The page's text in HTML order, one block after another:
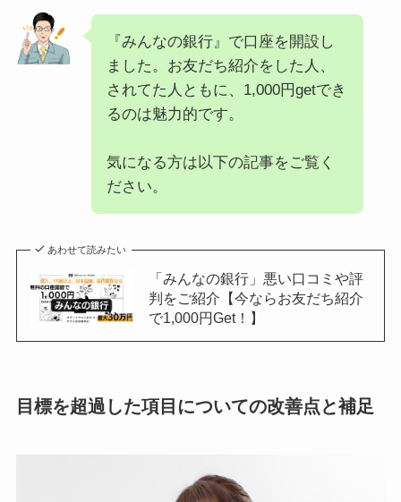
『みんなの銀行』で口座を開設し
ました。お友だち紹介をした人、
されてた人ともに、1,000円getでき
るのは魅力的です。
気になる方は以下の記事をご覧く
ださい。
あわせて読みたい
「みんなの銀行」悪い口コミや評
判をご紹介【今ならお友だち紹介
で1,000円Get！】
目標を超過した項目についての改善点と補足